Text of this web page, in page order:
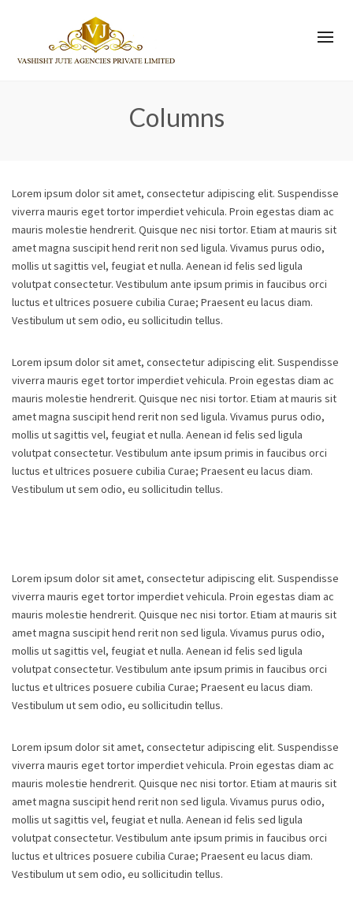
Columns
Lorem ipsum dolor sit amet, consectetur adipiscing elit. Suspendisse
viverra mauris eget tortor imperdiet vehicula. Proin egestas diam ac
mauris molestie hendrerit. Quisque nec nisi tortor. Etiam at mauris sit
amet magna suscipit hend rerit non sed ligula. Vivamus purus odio,
mollis ut sagittis vel, feugiat et nulla. Aenean id felis sed ligula
volutpat consectetur. Vestibulum ante ipsum primis in faucibus orci
luctus et ultrices posuere cubilia Curae; Praesent eu lacus diam.
Vestibulum ut sem odio, eu sollicitudin tellus.
Lorem ipsum dolor sit amet, consectetur adipiscing elit. Suspendisse
viverra mauris eget tortor imperdiet vehicula. Proin egestas diam ac
mauris molestie hendrerit. Quisque nec nisi tortor. Etiam at mauris sit
amet magna suscipit hend rerit non sed ligula. Vivamus purus odio,
mollis ut sagittis vel, feugiat et nulla. Aenean id felis sed ligula
volutpat consectetur. Vestibulum ante ipsum primis in faucibus orci
luctus et ultrices posuere cubilia Curae; Praesent eu lacus diam.
Vestibulum ut sem odio, eu sollicitudin tellus.
Lorem ipsum dolor sit amet, consectetur adipiscing elit. Suspendisse
viverra mauris eget tortor imperdiet vehicula. Proin egestas diam ac
mauris molestie hendrerit. Quisque nec nisi tortor. Etiam at mauris sit
amet magna suscipit hend rerit non sed ligula. Vivamus purus odio,
mollis ut sagittis vel, feugiat et nulla. Aenean id felis sed ligula
volutpat consectetur. Vestibulum ante ipsum primis in faucibus orci
luctus et ultrices posuere cubilia Curae; Praesent eu lacus diam.
Vestibulum ut sem odio, eu sollicitudin tellus.
Lorem ipsum dolor sit amet, consectetur adipiscing elit. Suspendisse
viverra mauris eget tortor imperdiet vehicula. Proin egestas diam ac
mauris molestie hendrerit. Quisque nec nisi tortor. Etiam at mauris sit
amet magna suscipit hend rerit non sed ligula. Vivamus purus odio,
mollis ut sagittis vel, feugiat et nulla. Aenean id felis sed ligula
volutpat consectetur. Vestibulum ante ipsum primis in faucibus orci
luctus et ultrices posuere cubilia Curae; Praesent eu lacus diam.
Vestibulum ut sem odio, eu sollicitudin tellus.